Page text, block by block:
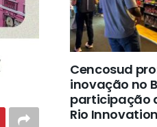
Cencosud
inovação no
participação
Rio